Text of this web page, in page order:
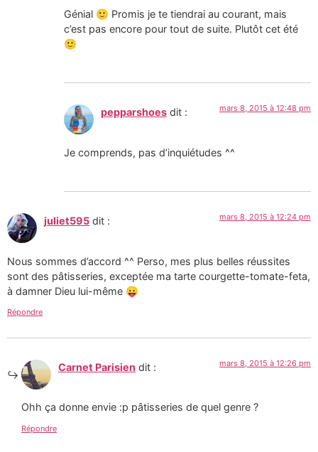
Génial 🙂 Promis je te tiendrai au courant, mais
c’est pas encore pour tout de suite. Plutôt cet été
🙂
pepparshoes dit : mars 8, 2015 à 12:48 pm
Je comprends, pas d’inquiétudes ^^
juliet595 dit : mars 8, 2015 à 12:24 pm
Nous sommes d’accord ^^ Perso, mes plus belles réussites
sont des pâtisseries, exceptée ma tarte courgette-tomate-feta,
à damner Dieu lui-même 😛
Répondre
Carnet Parisien dit : mars 8, 2015 à 12:26 pm
Ohh ça donne envie :p pâtisseries de quel genre ?
Répondre